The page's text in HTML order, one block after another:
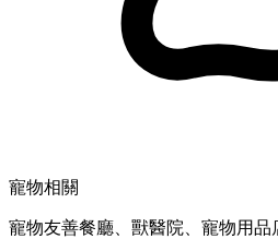
寵物相關
寵物友善餐廳、獸醫院、寵物用